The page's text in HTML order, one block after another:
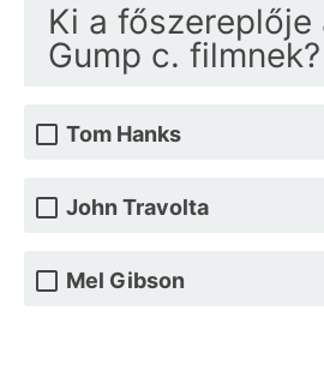
Ki a főszereplője
Gump c. filmnek?
Tom Hanks
John Travolta
Mel Gibson